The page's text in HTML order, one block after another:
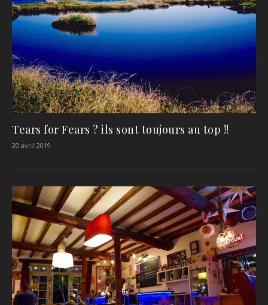
Tears for Fears ? ils sont toujours au top !!
20 avril 2019